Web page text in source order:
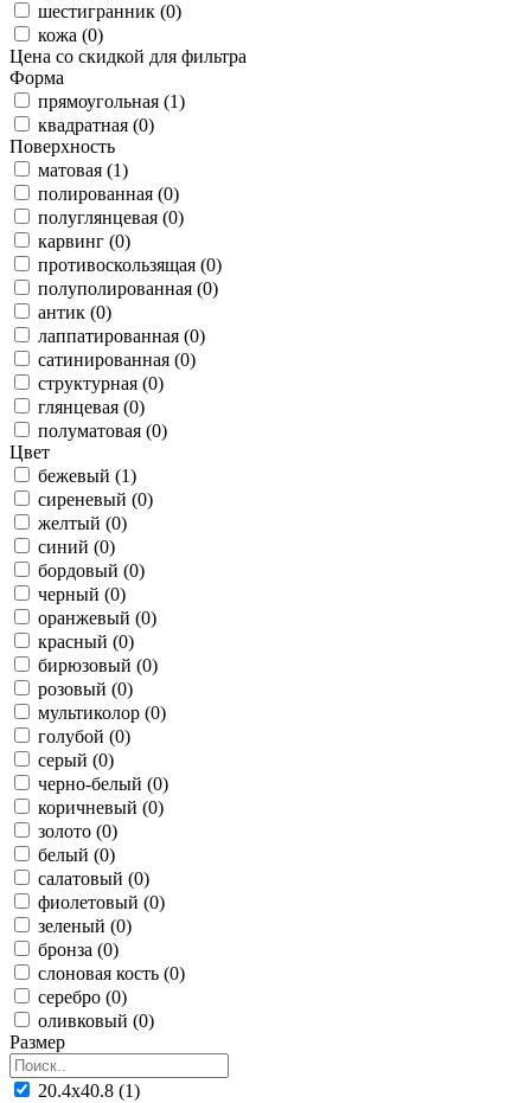
шестигранник (0)
кожа (0)
Цена со скидкой для фильтра
Форма
прямоугольная (1)
квадратная (0)
Поверхность
матовая (1)
полированная (0)
полуглянцевая (0)
карвинг (0)
противоскользящая (0)
полуполированная (0)
антик (0)
лаппатированная (0)
сатинированная (0)
структурная (0)
глянцевая (0)
полуматовая (0)
Цвет
бежевый (1)
сиреневый (0)
желтый (0)
синий (0)
бордовый (0)
черный (0)
оранжевый (0)
красный (0)
бирюзовый (0)
розовый (0)
мультиколор (0)
голубой (0)
серый (0)
черно-белый (0)
коричневый (0)
золото (0)
белый (0)
салатовый (0)
фиолетовый (0)
зеленый (0)
бронза (0)
слоновая кость (0)
серебро (0)
оливковый (0)
Размер
20.4x40.8 (1)